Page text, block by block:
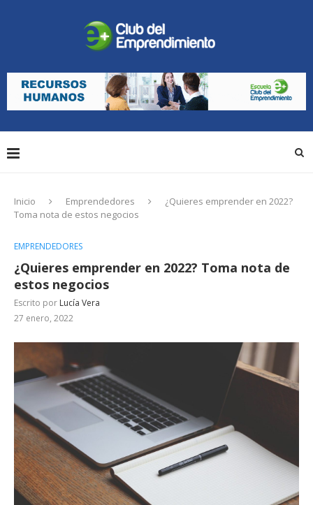
Inicio Emprendedores
¿Quieres emprender en 2022?
Toma nota de estos negocios
EMPRENDEDORES
¿Quieres emprender en 2022? Toma nota de
estos negocios
Escrito por Lucía Vera
27 enero, 2022